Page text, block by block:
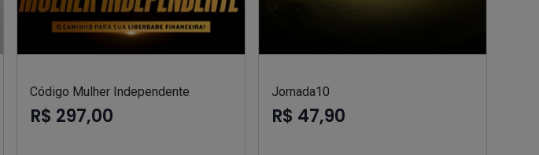
Código Mulher Independente
R$ 297,00
Jornada10
R$ 47,90